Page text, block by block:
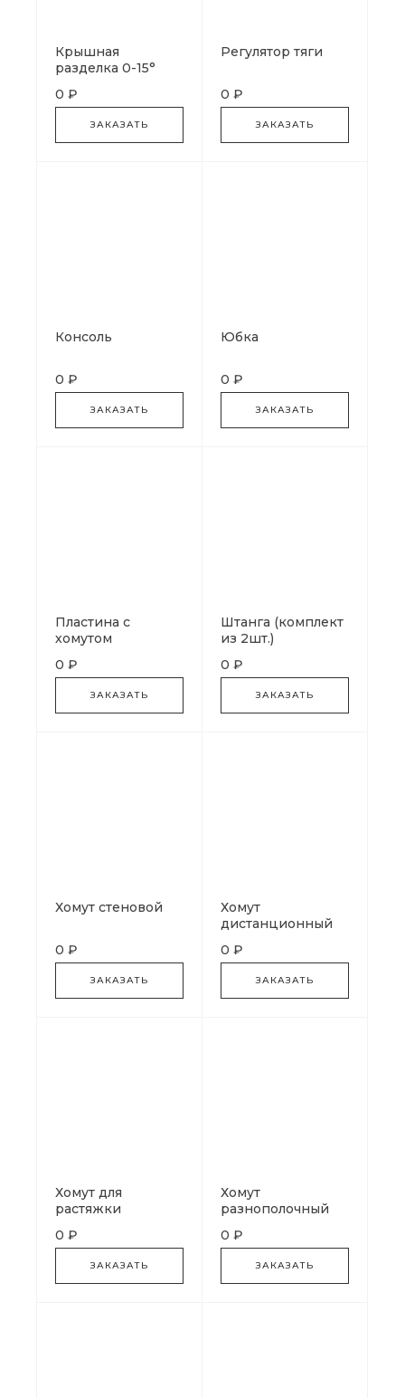
Крышная
разделка 0-15°
0 ₽
ЗАКАЗАТЬ
Регулятор тяги
0 ₽
ЗАКАЗАТЬ
Консоль
0 ₽
ЗАКАЗАТЬ
Юбка
0 ₽
ЗАКАЗАТЬ
Пластина с
хомутом
0 ₽
ЗАКАЗАТЬ
Штанга (комплект
из 2шт.)
0 ₽
ЗАКАЗАТЬ
Хомут стеновой
0 ₽
ЗАКАЗАТЬ
Хомут
дистанционный
0 ₽
ЗАКАЗАТЬ
Хомут для
растяжки
0 ₽
ЗАКАЗАТЬ
Хомут
разнополочный
0 ₽
ЗАКАЗАТЬ